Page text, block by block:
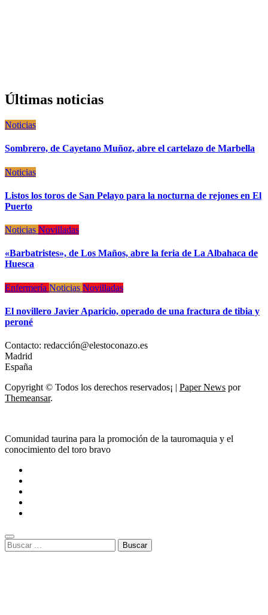
Últimas noticias
Noticias
Sombrero, de Cayetano Muñoz, abre el cartelazo de Marbella
Noticias
Listos los toros de San Pelayo para la nocturna de rejones en El
Puerto
Noticias Novilladas
«Barbatristes», de Los Maños, abre la feria de La Albahaca de
Huesca
Enfermería Noticias Novilladas
El novillero Javier Aparicio, operado de una fractura de tibia y
peroné
Contacto: redacción@elestoconazo.es
Madrid
España
Copyright © Todos los derechos reservados¡ | Paper News por
Themeansar.
Comunidad taurina para la promoción de la tauromaquia y el
conocimiento del toro bravo
Buscar: